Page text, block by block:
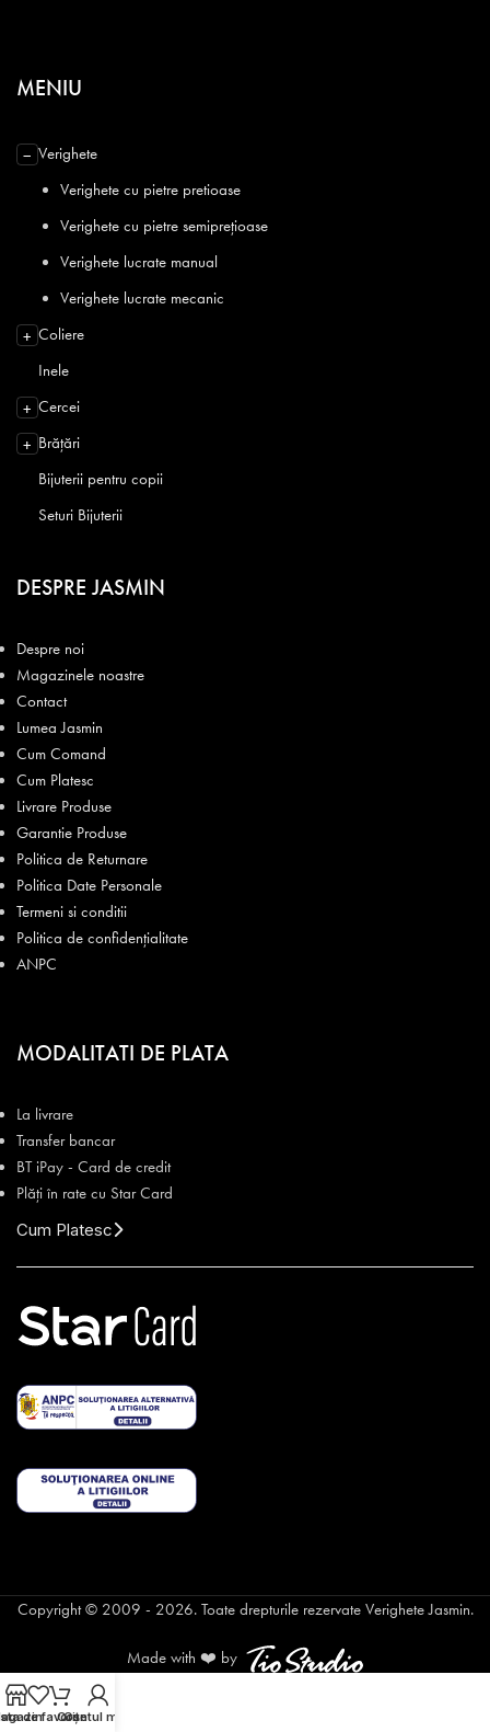
MENIU
− Verighete
Verighete cu pietre pretioase
Verighete cu pietre semiprețioase
Verighete lucrate manual
Verighete lucrate mecanic
+ Coliere
Inele
+ Cercei
+ Brățări
Bijuterii pentru copii
Seturi Bijuterii
DESPRE JASMIN
Despre noi
Magazinele noastre
Contact
Lumea Jasmin
Cum Comand
Cum Platesc
Livrare Produse
Garantie Produse
Politica de Returnare
Politica Date Personale
Termeni si conditii
Politica de confidențialitate
ANPC
MODALITATI DE PLATA
La livrare
Transfer bancar
BT iPay - Card de credit
Plăți în rate cu Star Card
Cum Platesc
Copyright © 2009 - 2026. Toate drepturile rezervate Verighete Jasmin.
Made with ❤️ by
de favorite
Coș
Contul meu